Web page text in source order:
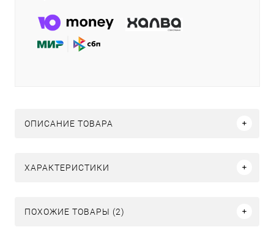
ОПИСАНИЕ ТОВАРА
ХАРАКТЕРИСТИКИ
ПОХОЖИЕ ТОВАРЫ (2)